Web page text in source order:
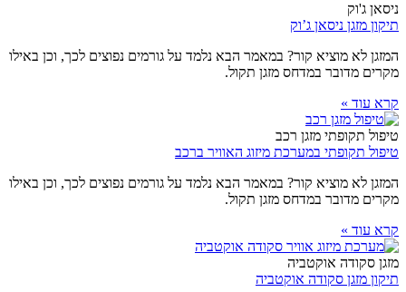
ניסאן ג'וק
תיקון מזגן ניסאן ג’וק
המזגן לא מוציא קור? במאמר הבא נלמד על גורמים נפוצים לכך, וכן באילו
מקרים מדובר במדחס מזגן תקול.
קרא עוד »
טיפול תקופתי מזגן רכב
טיפול תקופתי במערכת מיזוג האוויר ברכב
המזגן לא מוציא קור? במאמר הבא נלמד על גורמים נפוצים לכך, וכן באילו
מקרים מדובר במדחס מזגן תקול.
קרא עוד »
מזגן סקודה אוקטביה
תיקון מזגן סקודה אוקטביה